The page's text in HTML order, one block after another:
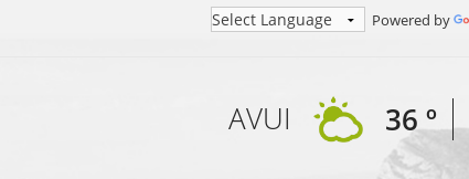
Powered by
AVUI 36 º